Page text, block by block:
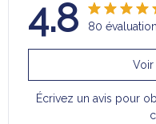
4.8 80
Voir
Écrivez un avis pour